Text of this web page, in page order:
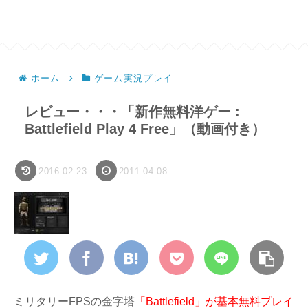
ホーム ゲーム実況プレイ
レビュー・・・「新作無料洋ゲー :
Battlefield Play 4 Free」（動画付き）
2016.02.23 2011.04.08
ミリタリーFPSの金字塔 「Battlefield」が基本無料プレイ